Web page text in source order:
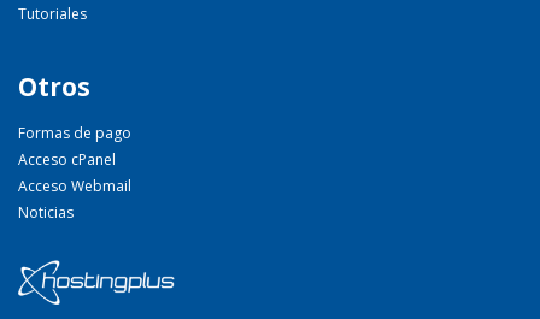
Tutoriales
Otros
Formas de pago
Acceso cPanel
Acceso Webmail
Noticias